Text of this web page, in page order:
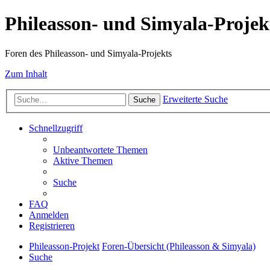
Phileasson- und Simyala-
Foren des Phileasson- und Simyala-Projekts
Zum Inhalt
Suche Erweiterte Suche
Schnellzugriff
Unbeantwortete Themen
Aktive Themen
Suche
FAQ
Anmelden
Registrieren
Phileasson-Projekt Foren-Übersicht (Phileasson & Simyala)
Suche